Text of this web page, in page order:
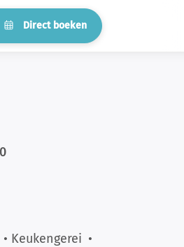
Direct boeken
• Keukengerei •